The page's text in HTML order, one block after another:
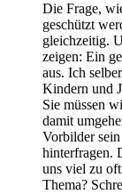
Die Frage,
geschützt
gleichzeitig.
zeigen: Ein
aus. Ich
Kindern und
Sie müssen
damit
Vorbilder
hinterfragen.
uns viel zu
Thema?